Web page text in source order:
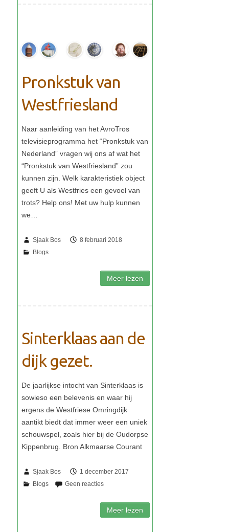
Pronkstuk van
Westfriesland
Sjaak Bos 8 februari 2018
Sinterklaas aan de
dijk gezet.
Sjaak Bos 1 december 2017